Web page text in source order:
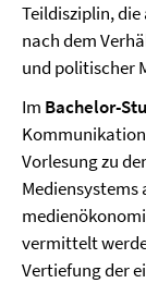
Teildisziplin,
nach dem
und politischer
Im Bachelor-
Vorlesung zu
vermittelt
Vertiefung der